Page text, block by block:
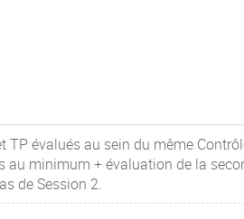
TP évalués au sein du même
au minimum + évaluation de la
de Session 2.